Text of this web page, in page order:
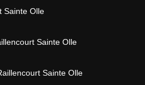
Sainte Olle
Sainte Olle
Sainte Olle